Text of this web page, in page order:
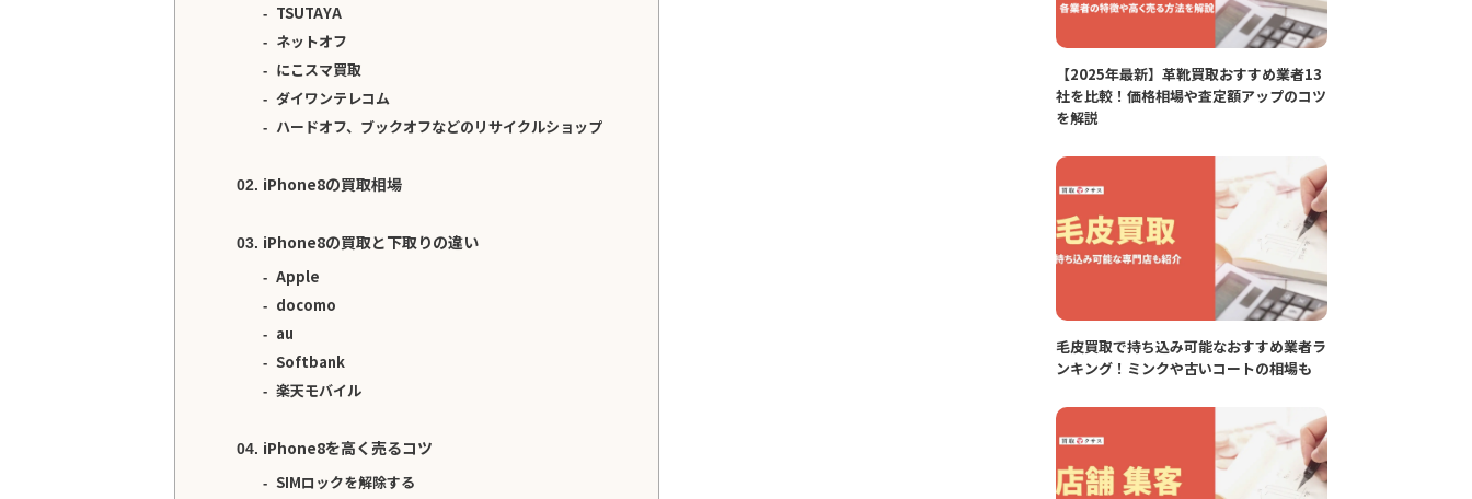
【2025年最新】革靴買取おすすめ業者13
社を比較！価格相場や査定額アップのコツ
を解説
毛皮買取で持ち込み可能なおすすめ業者ラ
ンキング！ミンクや古いコートの相場も
TSUTAYA
ネットオフ
にこスマ買取
ダイワンテレコム
ハードオフ、ブックオフなどのリサイクルショップ
iPhone8の買取相場
iPhone8の買取と下取りの違い
Apple
docomo
au
Softbank
楽天モバイル
iPhone8を高く売るコツ
SIMロックを解除する